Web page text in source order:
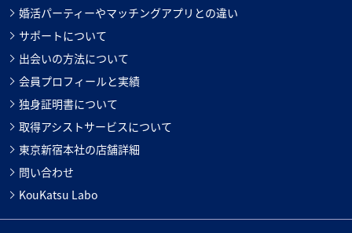
婚活パーティーやマッチングアプリとの違い
サポートについて
出会いの方法について
会員プロフィールと実績
独身証明書について
取得アシストサービスについて
東京新宿本社の店舗詳細
問い合わせ
KouKatsu Labo